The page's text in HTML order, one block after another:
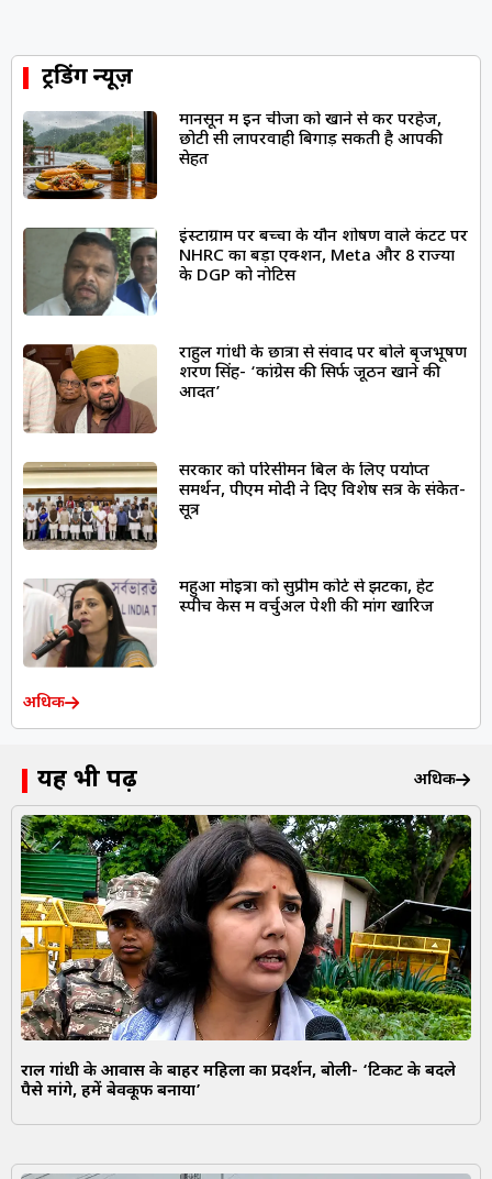
ट्रेंडिंग न्यूज़
मानसून में इन चीजों को खाने से करें परहेज,
छोटी सी लापरवाही बिगाड़ सकती है आपकी
सेहत
इंस्टाग्राम पर बच्चों के यौन शोषण वाले कंटेंट पर
NHRC का बड़ा एक्शन, Meta और 8 राज्यों
के DGP को नोटिस
राहुल गांधी के छात्रों से संवाद पर बोले बृजभूषण
शरण सिंह- ‘कांग्रेस की सिर्फ जूठन खाने की
आदत’
सरकार को परिसीमन बिल के लिए पर्याप्त
समर्थन, पीएम मोदी ने दिए विशेष सत्र के संकेत-
सूत्र
महुआ मोइत्रा को सुप्रीम कोर्ट से झटका, हेट
स्पीच केस में वर्चुअल पेशी की मांग खारिज
अधिक
यह भी पढ़ें अधिक
राहुल गांधी के आवास के बाहर महिला का प्रदर्शन, बोली- ‘टिकट के बदले
पैसे मांगे, हमें बेवकूफ बनाया’